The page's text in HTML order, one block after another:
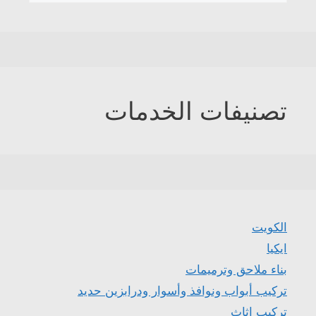
تصنيفات الخدمات
الكويت
ايكيا
بناء ملاحق وترميمات
تركيب أبواب ونوافذ وأسوار ودرابزين حديد
تركيب اثاث